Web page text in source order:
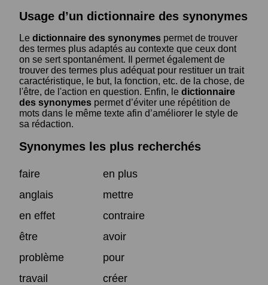
Usage d’un dictionnaire des synonymes
Le dictionnaire des synonymes permet de trouver
des termes plus adaptés au contexte que ceux dont
on se sert spontanément. Il permet également de
trouver des termes plus adéquat pour restituer un trait
caractéristique, le but, la fonction, etc. de la chose, de
l'être, de l'action en question. Enfin, le dictionnaire
des synonymes permet d’éviter une répétition de
mots dans le même texte afin d’améliorer le style de
sa rédaction.
Synonymes les plus recherchés
faire
en plus
anglais
mettre
en effet
contraire
être
avoir
problème
pour
travail
créer